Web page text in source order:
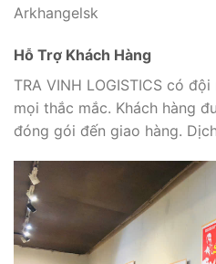
Arkhangelsk
Hỗ Trợ Khách Hàng
TRA VINH LOGISTICS có
mọi thắc mắc. Khách hàng
đóng gói đến giao hàng.